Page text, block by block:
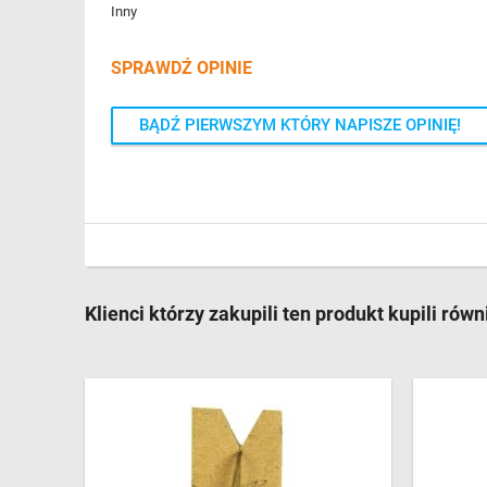
Inny
SPRAWDŹ OPINIE
BĄDŹ PIERWSZYM KTÓRY NAPISZE OPINIĘ!
Klienci którzy zakupili ten produkt kupili